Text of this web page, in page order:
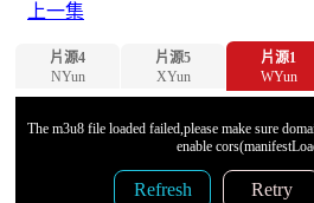
上一集
片源4
NYun
片源5
XYun
片源1
WYun